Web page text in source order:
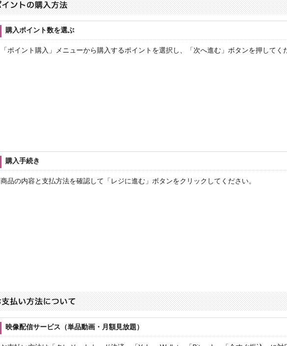
購入ポイント数を選ぶ
「ポイント購入」メニューから購入するポイントを選択し、「次へ進む」ボタンを押してく
購入手続き
商品の内容と支払方法を確認して「レジに進む」ボタンをクリックしてください。
映像配信サービス（単品動画・月額見放題）